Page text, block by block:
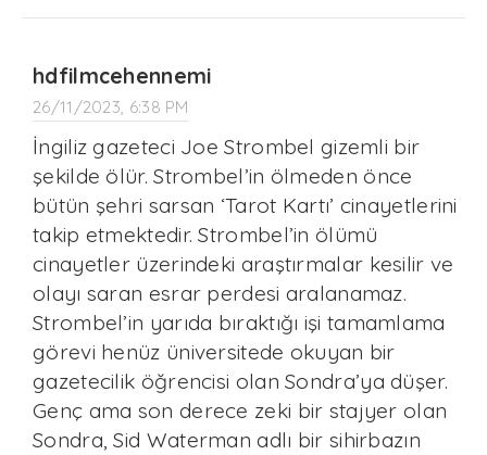
hdfilmcehennemi
26/11/2023, 6:38 PM
İngiliz gazeteci Joe Strombel gizemli bir
şekilde ölür. Strombel’in ölmeden önce
bütün şehri sarsan ‘Tarot Kartı’ cinayetlerini
takip etmektedir. Strombel’in ölümü
cinayetler üzerindeki araştırmalar kesilir ve
olayı saran esrar perdesi aralanamaz.
Strombel’in yarıda bıraktığı işi tamamlama
görevi henüz üniversitede okuyan bir
gazetecilik öğrencisi olan Sondra’ya düşer.
Genç ama son derece zeki bir stajyer olan
Sondra, Sid Waterman adlı bir sihirbazın